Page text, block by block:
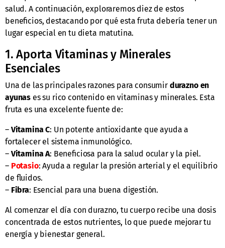
salud. A continuación, exploraremos diez de estos
beneficios, destacando por qué esta fruta debería tener un
lugar especial en tu dieta matutina.
1. Aporta Vitaminas y Minerales
Esenciales
Una de las principales razones para consumir durazno en
ayunas es su rico contenido en vitaminas y minerales. Esta
fruta es una excelente fuente de:
– Vitamina C: Un potente antioxidante que ayuda a
fortalecer el sistema inmunológico.
– Vitamina A: Beneficiosa para la salud ocular y la piel.
– Potasio: Ayuda a regular la presión arterial y el equilibrio
de fluidos.
– Fibra: Esencial para una buena digestión.
Al comenzar el día con durazno, tu cuerpo recibe una dosis
concentrada de estos nutrientes, lo que puede mejorar tu
energía y bienestar general.